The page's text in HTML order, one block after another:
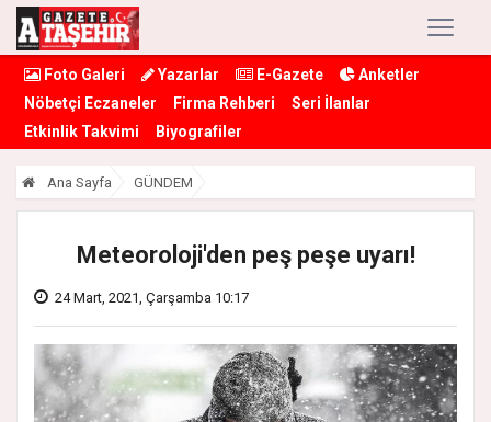
Foto Galeri Yazarlar E-Gazete
Anketler
Nöbetçi Eczaneler
Firma Rehberi
Seri İlanlar
Etkinlik Takvimi
Biyografiler
Ana Sayfa GÜNDEM
Meteoroloji'den peş peşe uyarı!
24 Mart, 2021, Çarşamba 10:17